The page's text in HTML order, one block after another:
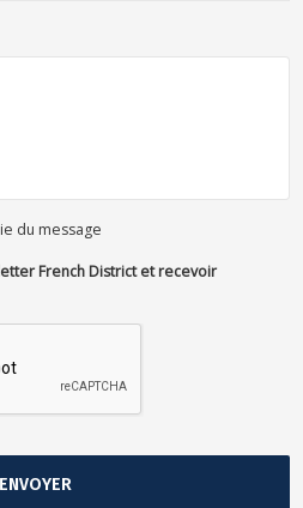
du message
French District et recevoir